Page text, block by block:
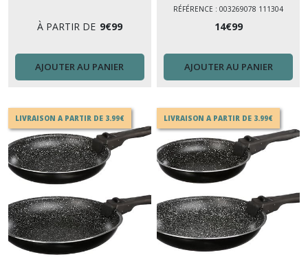
À PARTIR DE 9€99
AJOUTER AU PANIER
RÉFÉRENCE : 003269078 111304
14€99
AJOUTER AU PANIER
LIVRAISON A PARTIR DE 3.99€ LIVRAISON A PARTIR DE 3.99€